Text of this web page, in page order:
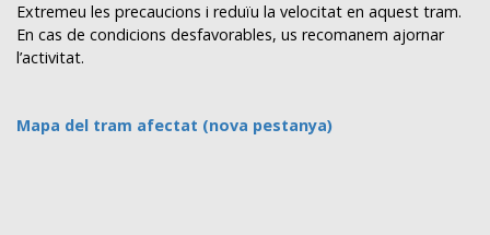
Extremeu les precaucions i reduïu la velocitat en aquest tram.
En cas de condicions desfavorables, us recomanem ajornar
l’activitat.
Mapa del tram afectat (nova pestanya)